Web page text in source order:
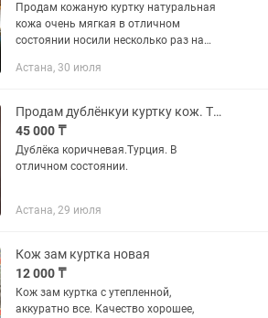
Продам кожаную куртку натуральная
кожа очень мягкая в отличном
состоянии носили несколько раз на
смотрите другие мои объявления
Астана, 30 июля
Продам дублёнкуи куртку кож. Турция
45 000 ₸
Дублёка коричневая.Турция. В
отличном состоянии.
Астана, 29 июля
Кож зам куртка новая
12 000 ₸
Кож зам куртка с утепленной,
аккуратно все. Качество хорошее,